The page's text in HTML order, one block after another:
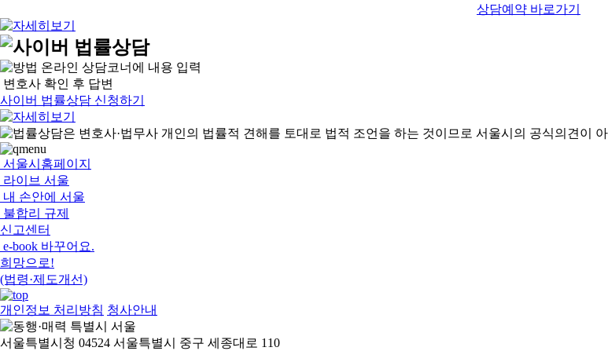
상담예약 바로가기
온라인 상담코너에 내용 입력
변호사 확인 후 답변
사이버 법률상담 신청하기
서울시홈페이지
라이브 서울
내 손안에 서울
불합리 규제
신고센터
e-book 바꾸어요.
희망으로!
(법령·제도개선)
개인정보 처리방침 청사안내
서울특별시청 04524 서울특별시 중구 세종대로 110